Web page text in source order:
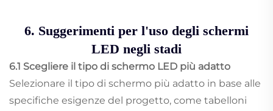
6. Suggerimenti per l'uso degli schermi
LED negli stadi
6.1 Scegliere il tipo di schermo LED più adatto
Selezionare il tipo di schermo più adatto in base alle
specifiche esigenze del progetto, come tabelloni